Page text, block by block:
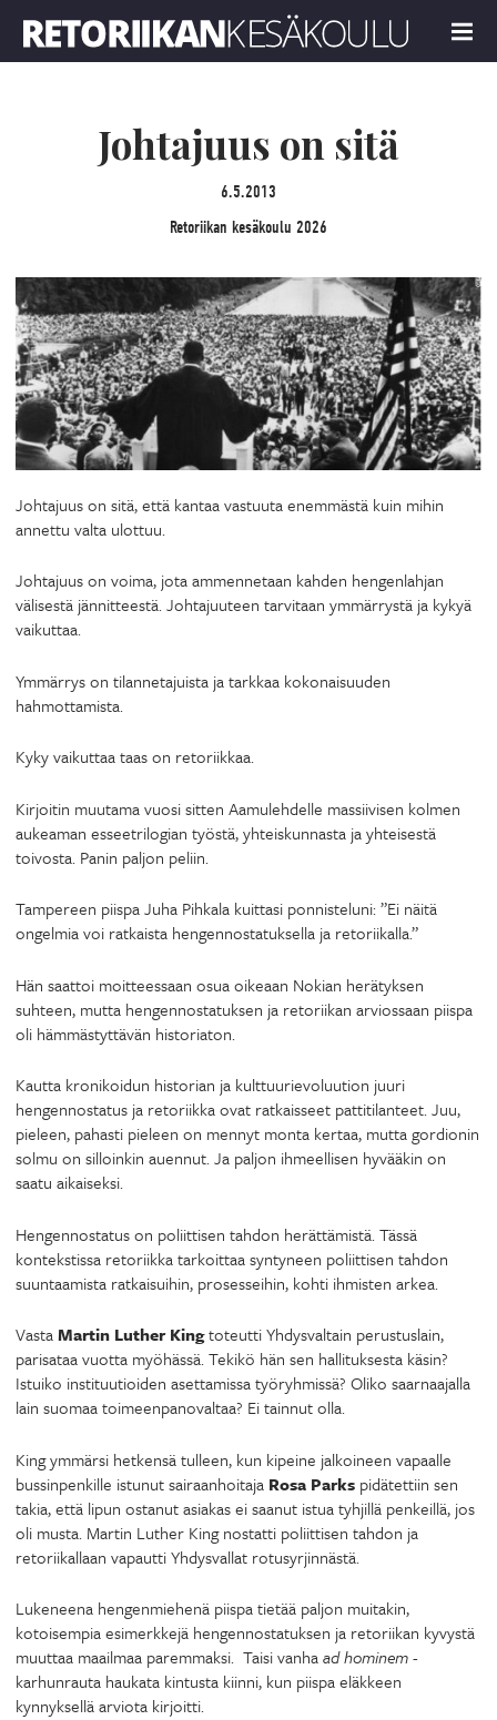
MENU
Johtajuus on sitä
6.5.2013
Retoriikan kesäkoulu 2026
Johtajuus on sitä, että kantaa vastuuta enemmästä kuin mihin
annettu valta ulottuu.
Johtajuus on voima, jota ammennetaan kahden hengenlahjan
välisestä jännitteestä. Johtajuuteen tarvitaan ymmärrystä ja kykyä
vaikuttaa.
Ymmärrys on tilannetajuista ja tarkkaa kokonaisuuden
hahmottamista.
Kyky vaikuttaa taas on retoriikkaa.
Kirjoitin muutama vuosi sitten Aamulehdelle massiivisen kolmen
aukeaman esseetrilogian työstä, yhteiskunnasta ja yhteisestä
toivosta. Panin paljon peliin.
Tampereen piispa Juha Pihkala kuittasi ponnisteluni: ”Ei näitä
ongelmia voi ratkaista hengennostatuksella ja retoriikalla.”
Hän saattoi moitteessaan osua oikeaan Nokian herätyksen
suhteen, mutta hengennostatuksen ja retoriikan arviossaan piispa
oli hämmästyttävän historiaton.
Kautta kronikoidun historian ja kulttuurievoluution juuri
hengennostatus ja retoriikka ovat ratkaisseet pattitilanteet. Juu,
pieleen, pahasti pieleen on mennyt monta kertaa, mutta gordionin
solmu on silloinkin auennut. Ja paljon ihmeellisen hyvääkin on
saatu aikaiseksi.
Hengennostatus on poliittisen tahdon herättämistä. Tässä
kontekstissa retoriikka tarkoittaa syntyneen poliittisen tahdon
suuntaamista ratkaisuihin, prosesseihin, kohti ihmisten arkea.
VastaMartin Luther Kingtoteutti Yhdysvaltain perustuslain,
parisataa vuotta myöhässä. Tekikö hän sen hallituksesta käsin?
Istuiko instituutioiden asettamissa työryhmissä? Oliko saarnaajalla
lain suomaa toimeenpanovaltaa? Ei tainnut olla.
King ymmärsi hetkensä tulleen, kun kipeine jalkoineen vapaalle
bussinpenkille istunut sairaanhoitaja Rosa Parks pidätettiin sen
takia, että lipun ostanut asiakas ei saanut istua tyhjillä penkeillä, jos
oli musta. Martin Luther King nostatti poliittisen tahdon ja
retoriikallaan vapautti Yhdysvallat rotusyrjinnästä.
Lukeneena hengenmiehenä piispa tietää paljon muitakin,
kotoisempia esimerkkejä hengennostatuksen ja retoriikan kyvystä
muuttaa maailmaa paremmaksi. Taisi vanhaad hominem-
karhunrauta haukata kintusta kiinni, kun piispa eläkkeen
kynnyksellä arviota kirjoitti.